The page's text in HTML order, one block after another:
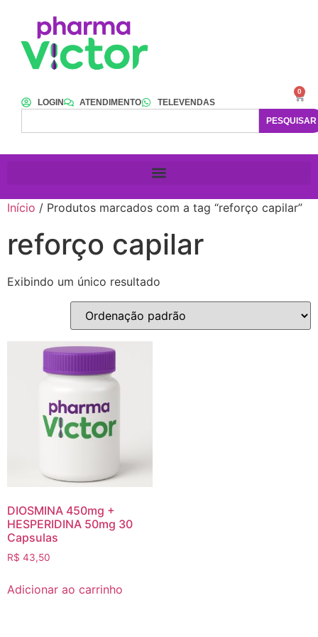
LOGIN ATENDIMENTO
TELEVENDAS
PESQUISAR
0
Início / Produtos marcados com a tag “reforço capilar”
reforço capilar
Exibindo um único resultado
DIOSMINA 450mg +
HESPERIDINA 50mg 30
Capsulas
R$ 43,50
Adicionar ao carrinho